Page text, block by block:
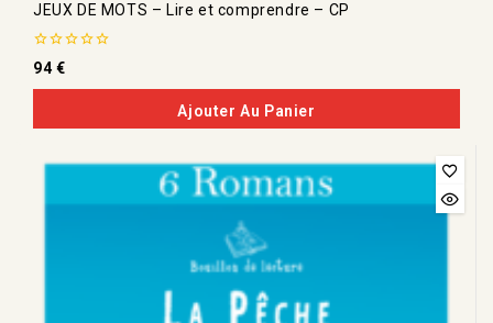
JEUX DE MOTS – Lire et comprendre – CP
0
de
5
94€
Ajouter Au Panier